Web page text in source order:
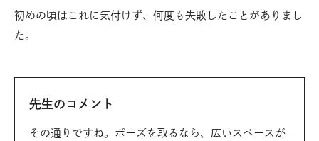
初めの頃はこれに気付けず、何度も失敗したことがありまし
た。
先生のコメント
その通りですね。ポーズを取るなら、広いスペースが